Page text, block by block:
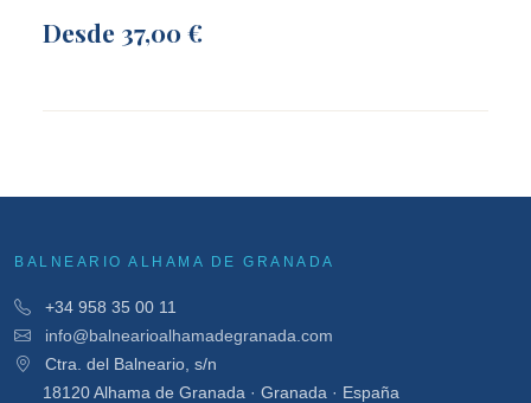
Desde 37,00 €
BALNEARIO ALHAMA DE GRANADA
+34 958 35 00 11
info@balnearioalhamadegranada.com
Ctra. del Balneario, s/n
18120 Alhama de Granada · Granada · España